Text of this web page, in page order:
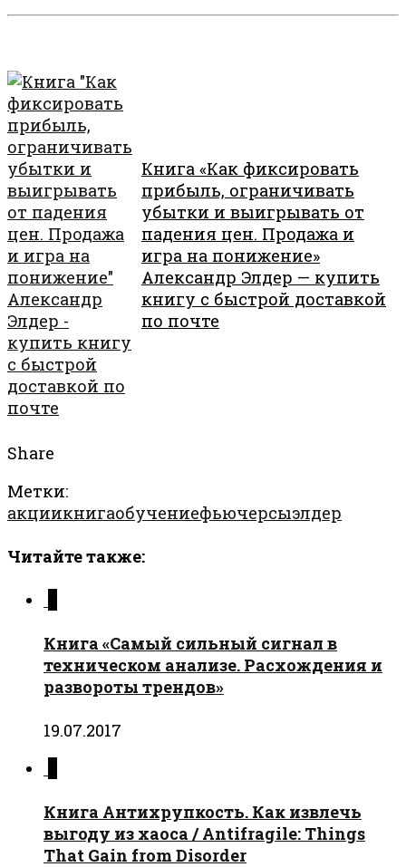
Книга «Как фиксировать
прибыль, ограничивать
убытки и выигрывать от
падения цен. Продажа и
игра на понижение»
Александр Элдер — купить
книгу с быстрой доставкой
по почте
Share
Метки:
акциикнигаобучениефьючерсыэлдер
Читайте также:
Книга «Самый сильный сигнал в
техническом анализе. Расхождения и
развороты трендов»
19.07.2017
Книга Антихрупкость. Как извлечь
выгоду из хаоса / Antifragile: Things
That Gain from Disorder